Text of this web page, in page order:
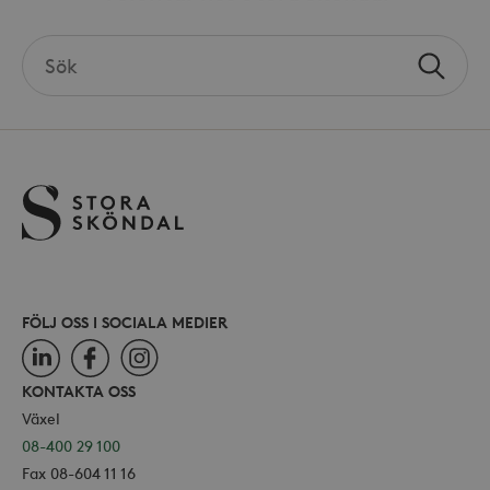
the
Sök
FÖLJ OSS I SOCIALA MEDIER
LinkedInFacebookInstagram
KONTAKTA OSS
Växel
08-400 29 100
Fax 08-604 11 16